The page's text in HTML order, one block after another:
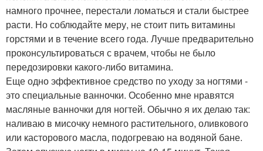
намного прочнее, перестали ломаться и стали быстрее
расти. Но соблюдайте меру, не стоит пить витамины
горстями и в течение всего года. Лучше предварительно
проконсультироваться с врачем, чтобы не было
передозировки какого-либо витамина.
Еще одно эффективное средство по уходу за ногтями -
это специальные ванночки. Особенно мне нравятся
масляные ванночки для ногтей. Обычно я их делаю так:
наливаю в мисочку немного растительного, оливкового
или касторового масла, подогреваю на водяной бане.